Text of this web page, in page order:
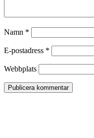
Namn *
E-postadress *
Webbplats